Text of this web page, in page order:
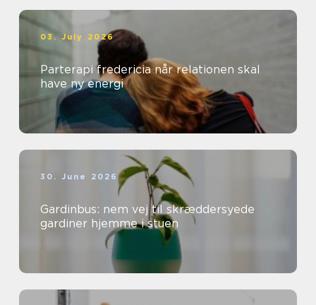
03. July 2026
Parterapi fredericia når relationen skal
have ny energi
30. June 2026
Gardinbus: nem vej til skræddersyede
gardiner hjemme i stuen